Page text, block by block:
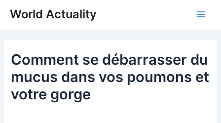
World Actuality
Comment se débarrasser du
mucus dans vos poumons et
votre gorge